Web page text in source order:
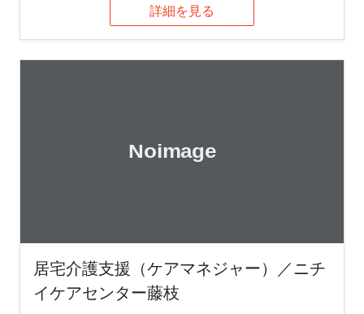
詳細を見る
居宅介護支援（ケアマネジャー）／ニチ
イケアセンター藤枝